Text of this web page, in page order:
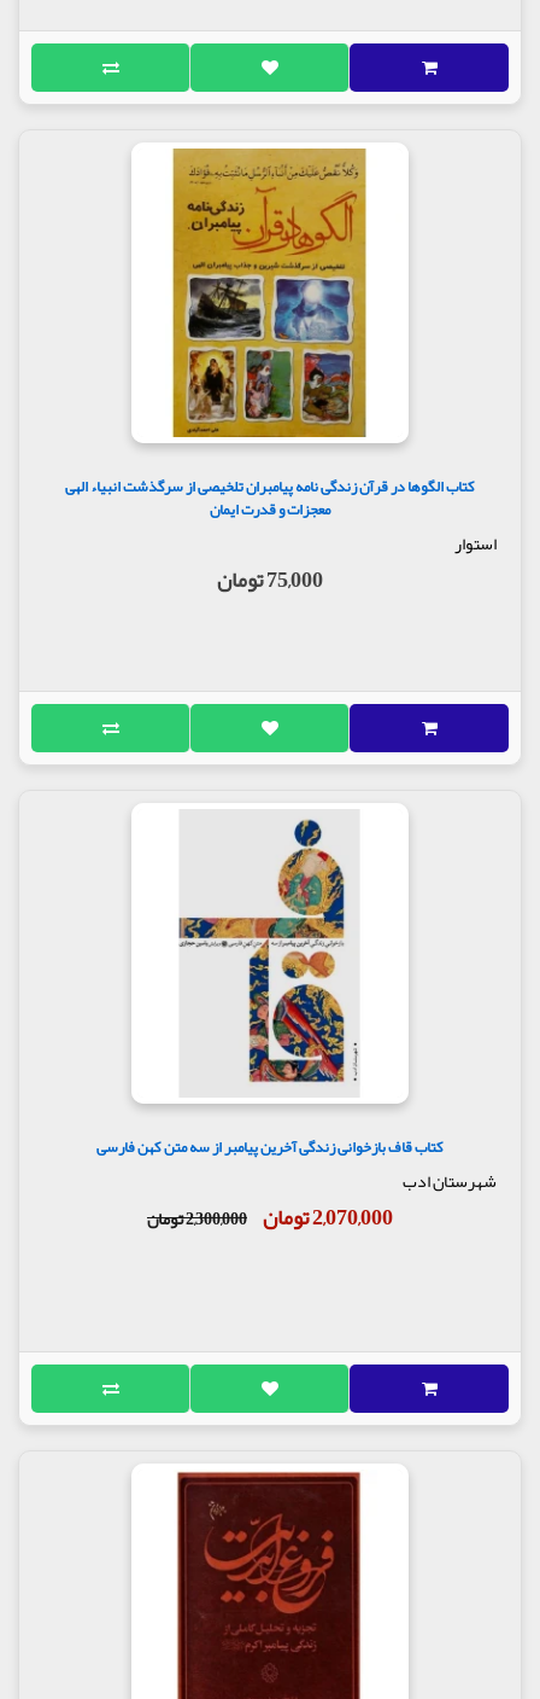
کتاب الگوها در قرآن زندگی نامه پیامبران تلخیصی از سرگذشت انبیاء الهی
معجزات و قدرت ایمان
استوار
75,000 تومان
کتاب قاف بازخوانی زندگی آخرین پیامبر از سه متن کهن فارسی
شهرستان ادب
2,070,000 تومان 2,300,000 تومان